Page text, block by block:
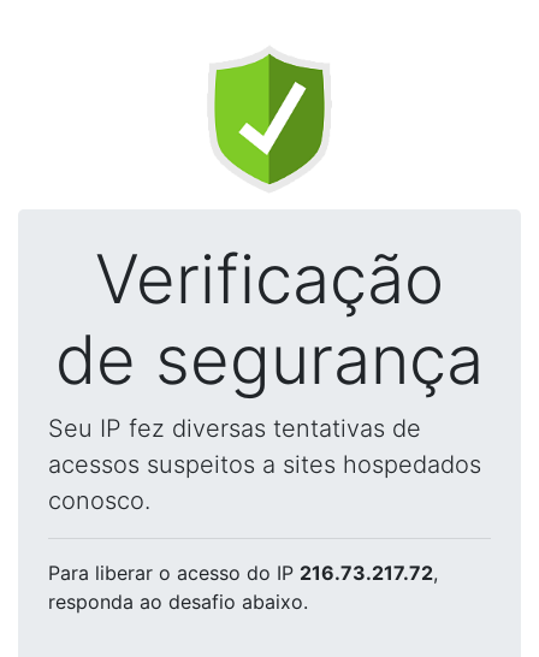
Verificação
de segurança
Seu IP fez diversas tentativas de
acessos suspeitos a sites hospedados
conosco.
Para liberar o acesso do IP 216.73.217.72,
responda ao desafio abaixo.